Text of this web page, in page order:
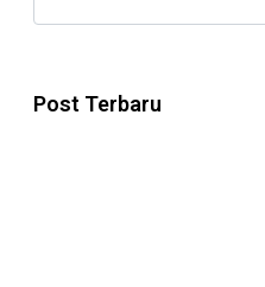
Post Terbaru